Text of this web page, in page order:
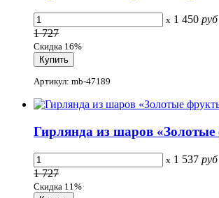
x 1 450 руб
1 727
Скидка 16%
Артикул: mb-47189
Гирлянда из шаров
x 1 537 руб
1 727
Скидка 11%